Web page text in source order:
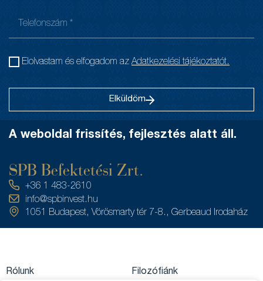
Elolvastam és elfogadom az Adatkezelési tájékoztatót.
Elküldöm
A weboldal frissítés, fejlesztés alatt áll.
SPB Befektetési Zrt.
+36 1 483-2610
info@spbinvest.hu
1051 Budapest, Vörösmarty tér 7-8., Gerbeaud Irodaház
Rólunk
Filozófiánk